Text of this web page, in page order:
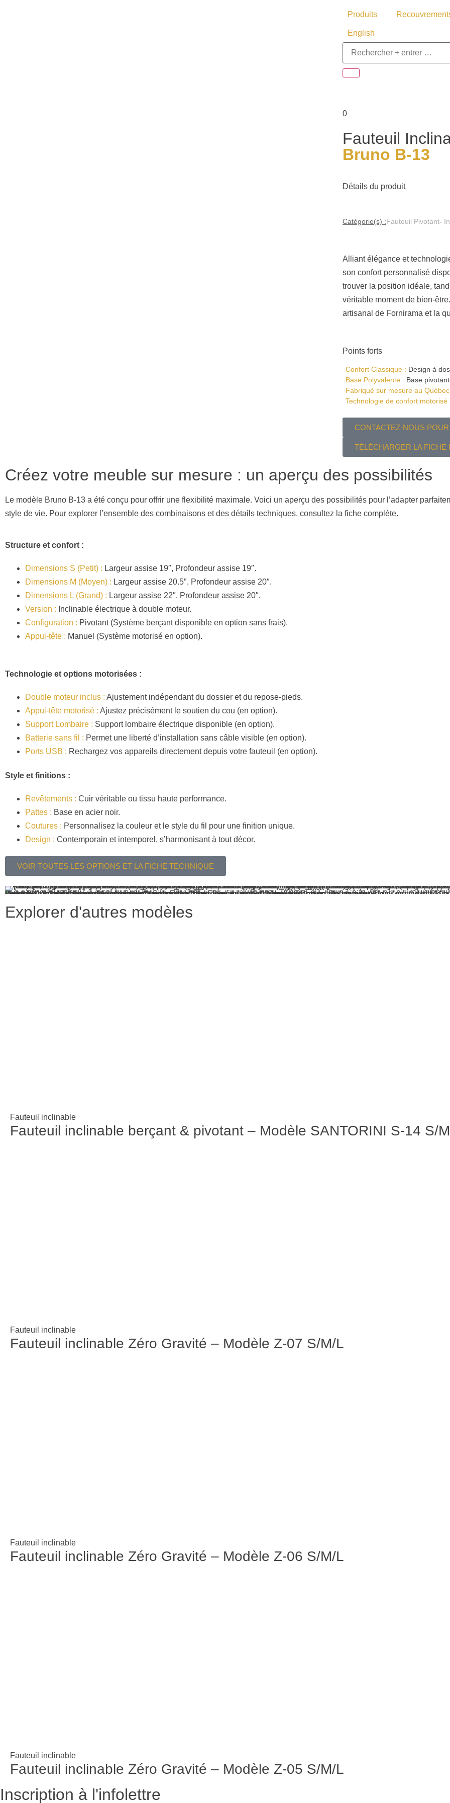
Produits
English
0
Fauteuil
Bruno B-13
Détails du produit
Catégorie(s) :Fauteuil Pivotant-
Alliant élégance et
son confort personnalisé
trouver la position idéale,
véritable moment de bien-
artisanal de Fornirama et la
Points forts
Confort Classique : Design à
Base Polyvalente : Base
Fabriqué sur mesure au
Technologie de confort motorisé
CONTACTEZ-NOUS
TÉLÉCHARGER LA FICHE
Créez votre meuble sur mesure : un aperçu des possibilités
Le modèle Bruno B-13 a été conçu pour offrir une flexibilité maximale. Voici un aperçu des possibilités pour l’adapter
style de vie. Pour explorer l’ensemble des combinaisons et des détails techniques, consultez la fiche complète.
Structure et confort :
Dimensions S (Petit) : Largeur assise 19″, Profondeur assise 19″.
Dimensions M (Moyen) : Largeur assise 20.5″, Profondeur assise 20″.
Dimensions L (Grand) : Largeur assise 22″, Profondeur assise 20″.
Version : Inclinable électrique à double moteur.
Configuration : Pivotant (Système berçant disponible en option sans frais).
Appui-tête : Manuel (Système motorisé en option).
Technologie et options motorisées :
Double moteur inclus : Ajustement indépendant du dossier et du repose-pieds.
Appui-tête motorisé : Ajustez précisément le soutien du cou (en option).
Support Lombaire : Support lombaire électrique disponible (en option).
Batterie sans fil : Permet une liberté d’installation sans câble visible (en option).
Ports USB : Rechargez vos appareils directement depuis votre fauteuil (en option).
Style et finitions :
Revêtements : Cuir véritable ou tissu haute performance.
Pattes : Base en acier noir.
Coutures : Personnalisez la couleur et le style du fil pour une finition unique.
Design : Contemporain et intemporel, s’harmonisant à tout décor.
VOIR TOUTES LES OPTIONS ET LA FICHE TECHNIQUE
Explorer d'autres modèles
Fauteuil inclinable
Fauteuil inclinable berçant & pivotant – Modèle SANTORINI S-14 S/
Fauteuil inclinable
Fauteuil inclinable Zéro Gravité – Modèle Z-07 S/M/L
Fauteuil inclinable
Fauteuil inclinable Zéro Gravité – Modèle Z-06 S/M/L
Fauteuil inclinable
Fauteuil inclinable Zéro Gravité – Modèle Z-05 S/M/L
Inscription à l'infolettre